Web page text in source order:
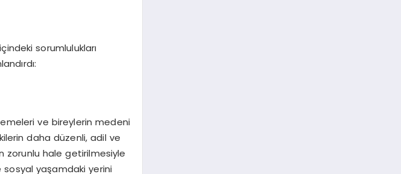
sorumlulukları
ve bireylerin medeni
daha düzenli, adil ve
zorunlu hale getirilmesiyle
sosyal yaşamdaki yerini